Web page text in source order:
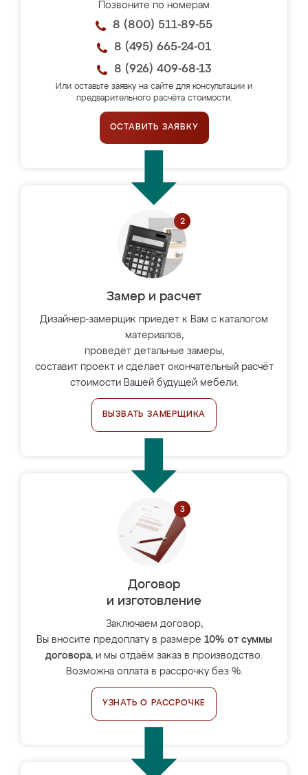
Позвоните по номерам
8 (800) 511-89-55
8 (495) 665-24-01
8 (926) 409-68-13
Или оставьте заявку на сайте для консультации и
предварительного расчёта стоимости.
ОСТАВИТЬ ЗАЯВКУ
Замер и расчет
Дизайнер-замерщик приедет к Вам с каталогом
материалов,
проведёт детальные замеры,
составит проект и сделает окончательный расчёт
стоимости Вашей будущей мебели.
ВЫЗВАТЬ ЗАМЕРЩИКА
Договор
и изготовление
Заключаем договор,
Вы вносите предоплату в размере 10% от суммы
договора, и мы отдаём заказ в производство.
Возможна оплата в рассрочку без %.
УЗНАТЬ О РАССРОЧКЕ